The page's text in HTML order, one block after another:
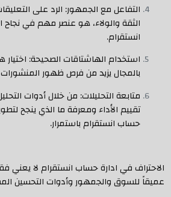
التفاعل مع الجمهور: الرد على
الثقة والولاء، هو عنصر مهم في نجاح
انستقرام.
استخدام الهاشتاقات الصحيحة:
بالمجال يزيد من فرص ظهور
متابعة التحليلات: من خلال أدوات
تقييم الأداء ومعرفة ما الذي ينجح
حساب انستقرام باستمرار.
الاحتراف في ادارة حساب انستقرام لا يعني
عميقاً للسوق والجمهور وأدوات التحسين